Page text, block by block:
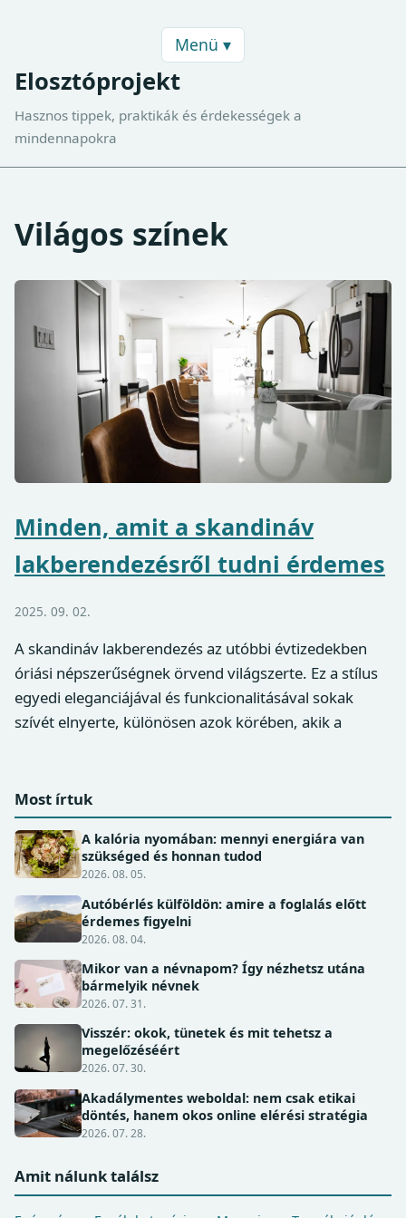
Menü ▾
Elosztóprojekt
Hasznos tippek, praktikák és érdekességek a
mindennapokra
Világos színek
Minden, amit a skandináv
lakberendezésről tudni érdemes
2025. 09. 02.
A skandináv lakberendezés az utóbbi évtizedekben
óriási népszerűségnek örvend világszerte. Ez a stílus
egyedi eleganciájával és funkcionalitásával sokak
szívét elnyerte, különösen azok körében, akik a
Most írtuk
A kalória nyomában: mennyi energiára van
szükséged és honnan tudod
2026. 08. 05.
Autóbérlés külföldön: amire a foglalás előtt
érdemes figyelni
2026. 08. 04.
Mikor van a névnapom? Így nézhetsz utána
bármelyik névnek
2026. 07. 31.
Visszér: okok, tünetek és mit tehetsz a
megelőzéséért
2026. 07. 30.
Akadálymentes weboldal: nem csak etikai
döntés, hanem okos online elérési stratégia
2026. 07. 28.
Amit nálunk találsz